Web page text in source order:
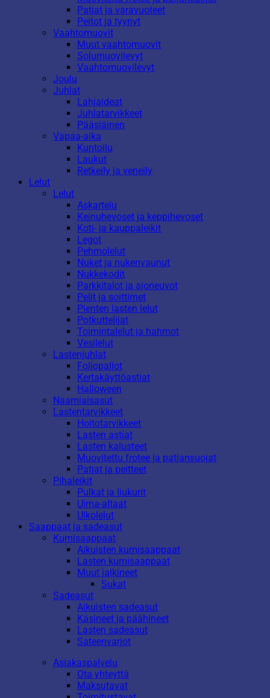
Patjat ja varavuoteet
Peitot ja tyynyt
Vaahtomuovit
Muut vaahtomuovit
Solumuovilevyt
Vaahtomuovilevyt
Joulu
Juhlat
Lahjaideat
Juhlatarvikkeet
Pääsiäinen
Vapaa-aika
Kuntoilu
Laukut
Retkeily ja veneily
Lelut
Lelut
Askartelu
Keinuhevoset ja keppihevoset
Koti- ja kauppaleikit
Legot
Pehmolelut
Nuket ja nukenvaunut
Nukkekodit
Parkkitalot ja ajoneuvot
Pelit ja soittimet
Pienten lasten lelut
Potkuttelijat
Toimintalelut ja hahmot
Vesilelut
Lastenjuhlat
Foliopallot
Kertakäyttöastiat
Halloween
Naamiaisasut
Lastentarvikkeet
Hoitotarvikkeet
Lasten astiat
Lasten kalusteet
Muovitettu frotee ja patjansuojat
Patjat ja peitteet
Pihaleikit
Pulkat ja liukurit
Uima-altaat
Ulkolelut
Saappaat ja sadeasut
Kumisaappaat
Aikuisten kumisaappaat
Lasten kumisaappaat
Muut jalkineet
Sukat
Sadeasut
Aikuisten sadeasut
Käsineet ja päähineet
Lasten sadeasut
Sateenvarjot
Asiakaspalvelu
Ota yhteyttä
Maksutavat